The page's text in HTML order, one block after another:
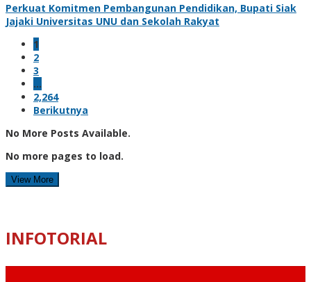
Perkuat Komitmen Pembangunan Pendidikan, Bupati Siak
Jajaki Universitas UNU dan Sekolah Rakyat
1
2
3
…
2,264
Berikutnya
No More Posts Available.
No more pages to load.
View More
INFOTORIAL